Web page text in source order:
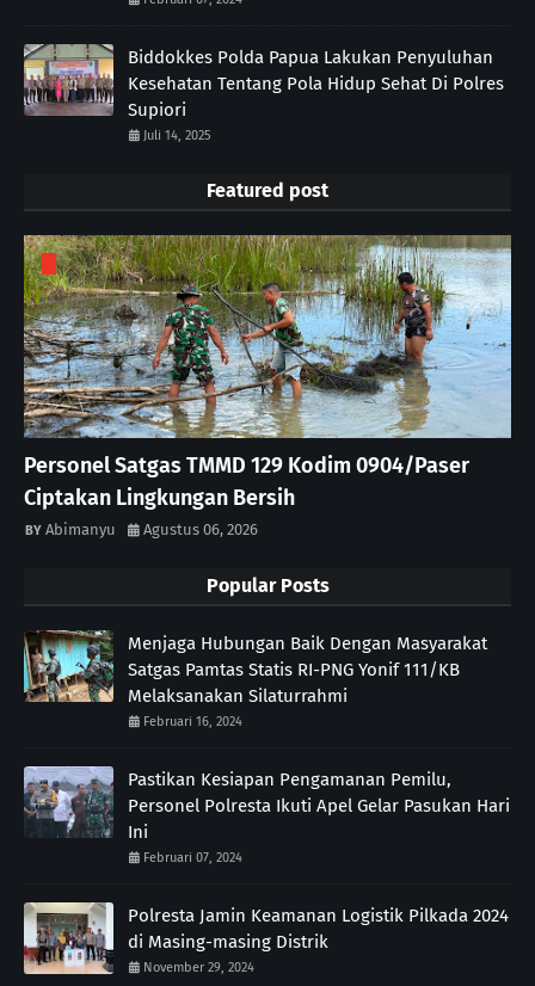
Biddokkes Polda Papua Lakukan Penyuluhan
Kesehatan Tentang Pola Hidup Sehat Di Polres
Supiori
Juli 14, 2025
Featured post
Personel Satgas TMMD 129 Kodim 0904/Paser
Ciptakan Lingkungan Bersih
Abimanyu Agustus 06, 2026
Popular Posts
Menjaga Hubungan Baik Dengan Masyarakat
Satgas Pamtas Statis RI-PNG Yonif 111/KB
Melaksanakan Silaturrahmi
Februari 16, 2024
Pastikan Kesiapan Pengamanan Pemilu,
Personel Polresta Ikuti Apel Gelar Pasukan Hari
Ini
Februari 07, 2024
Polresta Jamin Keamanan Logistik Pilkada 2024
di Masing-masing Distrik
November 29, 2024